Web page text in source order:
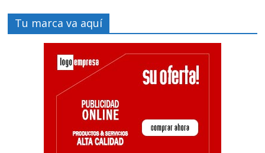
Tu marca va aquí